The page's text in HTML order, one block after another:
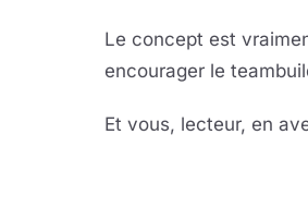
Le concept est
encourager le
Et vous, lecteur, en